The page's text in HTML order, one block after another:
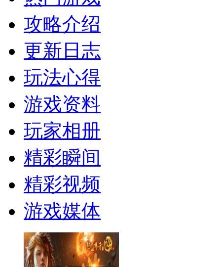
攻略介绍
更新日志
玩法心得
游戏资料
玩家相册
精彩瞬间
精彩视频
游戏媒体